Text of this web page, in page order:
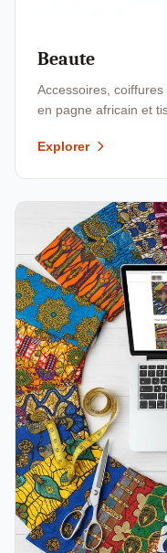
Beaute
Accessoires,
en pagne africain et
Explorer